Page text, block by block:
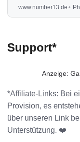
Meadows für das
www.number13.de
Support*
Anzeige:
*Affiliate-Links: Bei
Provision, es
über unseren Link
Unterstützung. ❤️